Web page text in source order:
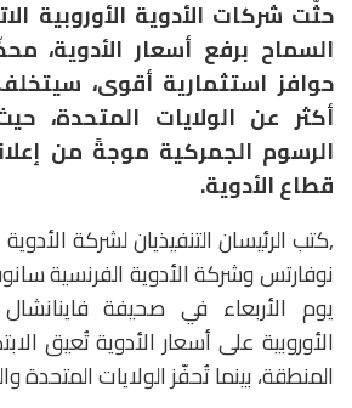
حثّت شركات الأدوية الأوروبية
السماح برفع أسعار الأدوية،
حوافز استثمارية أقوى، سيتخلف
أكثر عن الولايات المتحدة،
الرسوم الجمركية موجةً من
قطاع الأدوية.
,كتب الرئيسان التنفيذيان لشركة
نوفارتس وشركة الأدوية الفرنسية
يوم الأربعاء في صحيفة
الأوروبية على أسعار الأدوية تُعيق
المنطقة، بينما تُحفّز الولايات المتحدة